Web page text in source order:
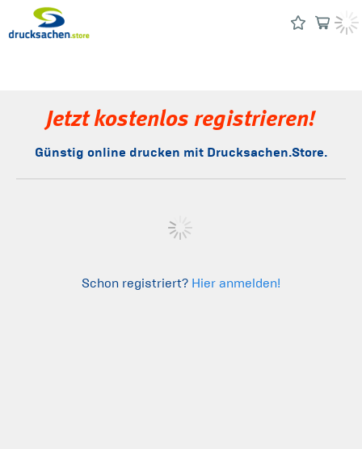
Jetzt kostenlos registrieren!
Günstig online drucken mit Drucksachen.Store.
Schon registriert? Hier anmelden!